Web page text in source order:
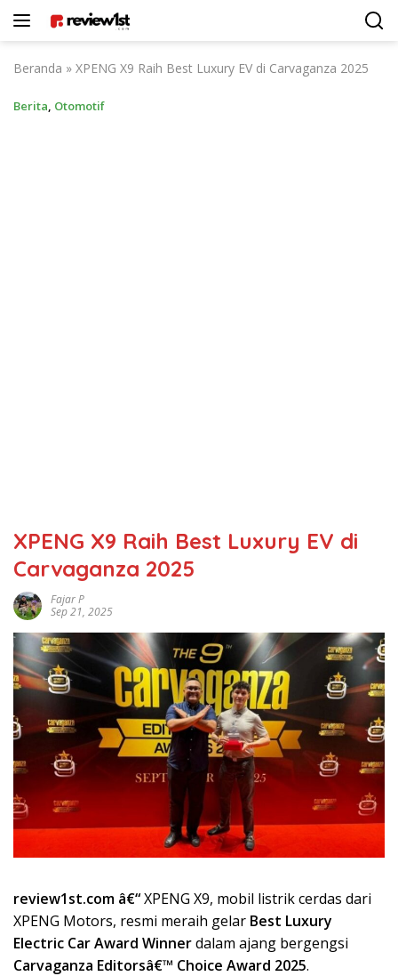
Beranda » XPENG X9 Raih Best Luxury EV di Carvaganza 2025
Berita, Otomotif
XPENG X9 Raih Best Luxury EV di
Carvaganza 2025
Fajar P
Sep 21, 2025
review1st.com â€“XPENG X9, mobil listrik cerdas dari
XPENG Motors, resmi meraih gelar Best Luxury
Electric Car Award Winnerdalam ajang bergengsi
Carvaganza Editorsâ€™ Choice Award 2025.